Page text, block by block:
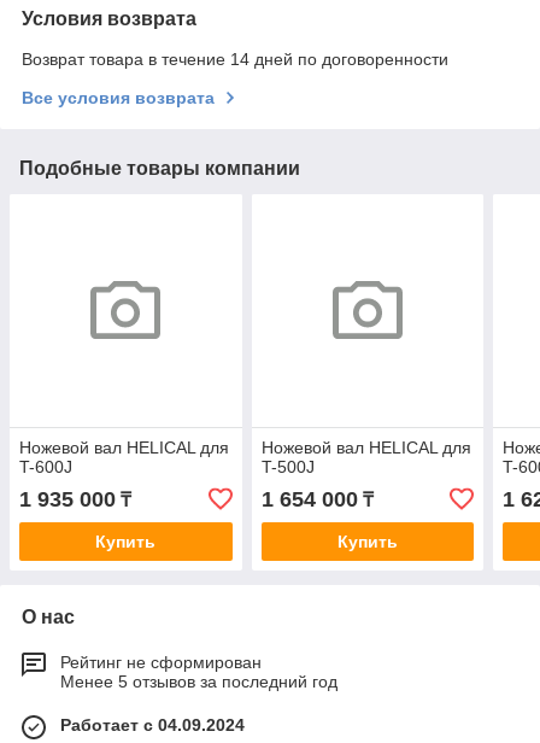
Условия возврата
Возврат товара в течение 14 дней по договоренности
Все условия возврата
Подобные товары компании
Ножевой вал HELICAL для
T-600J
1 935 000 ₸
Купить
Ножевой вал HELICAL для
T-500J
1 654 000₸
Купить
T-
1
О нас
Рейтинг не сформирован
Менее 5 отзывов за последний год
Работает с 04.09.2024